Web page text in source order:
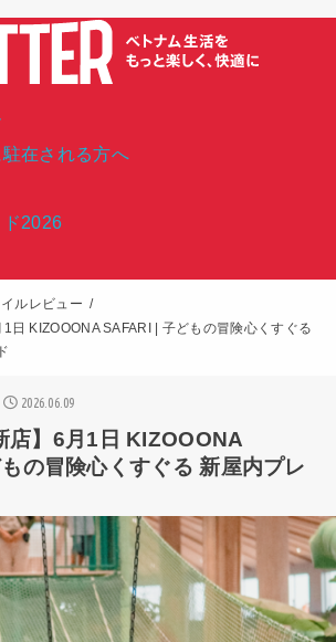
在される方へ
2026
ルレビュー
1日 KIZOOONA SAFARI | 子どもの冒険心くすぐる
2026.06.09
店】6月1日 KIZOOONA
の冒険心くすぐる 新屋内プレ